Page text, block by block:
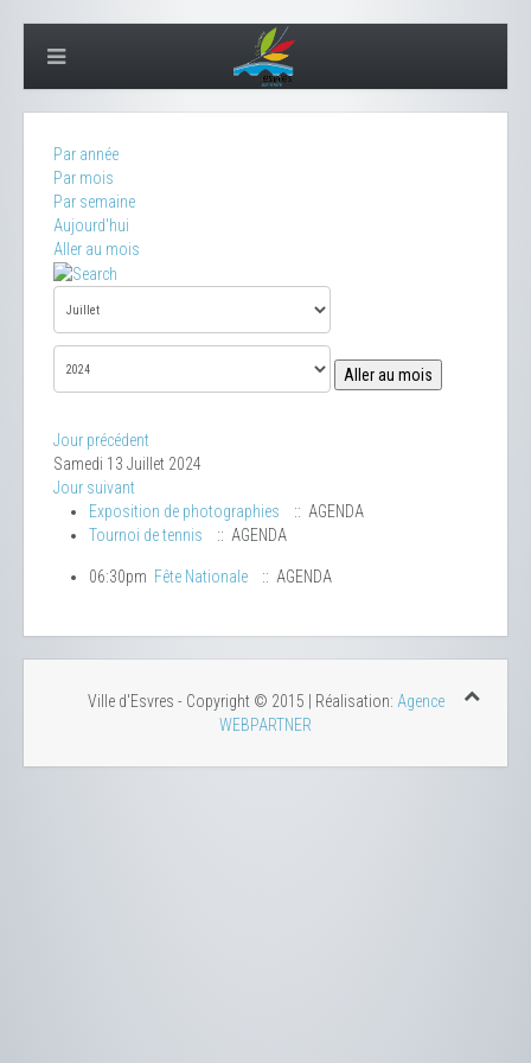
Par année
Par mois
Par semaine
Aujourd'hui
Aller au mois
Aller au mois
Jour précédent
Samedi 13 Juillet 2024
Jour suivant
Exposition de photographies
:: AGENDA
Tournoi de tennis
:: AGENDA
06:30pm Fête Nationale :: AGENDA
Ville d'Esvres - Copyright © 2015 | Réalisation: Agence
WEBPARTNER